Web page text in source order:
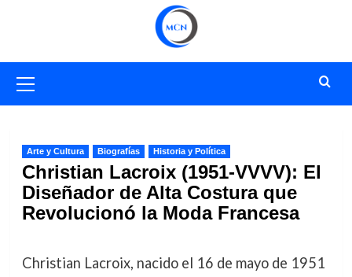
primario
Arte y Cultura Biografías Historia y Política
Christian Lacroix (1951-VVVV): El
Diseñador de Alta Costura que
Revolucionó la Moda Francesa
Christian Lacroix, nacido el 16 de mayo de 1951